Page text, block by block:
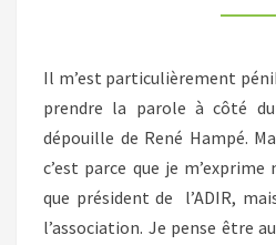
Il m’est particulièrement
prendre la parole à côté
dépouille de René Hampé.
c’est parce que je
que président de l’ADIR,
l’association. Je pense être